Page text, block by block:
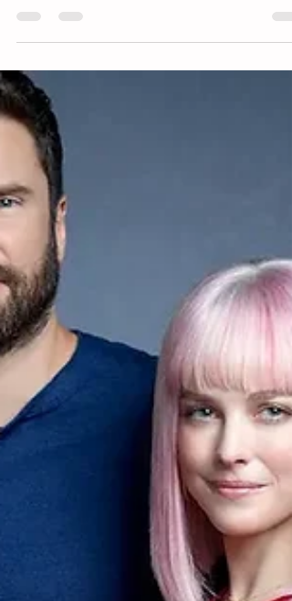
8 sezon sonunda 21 Mayıs...